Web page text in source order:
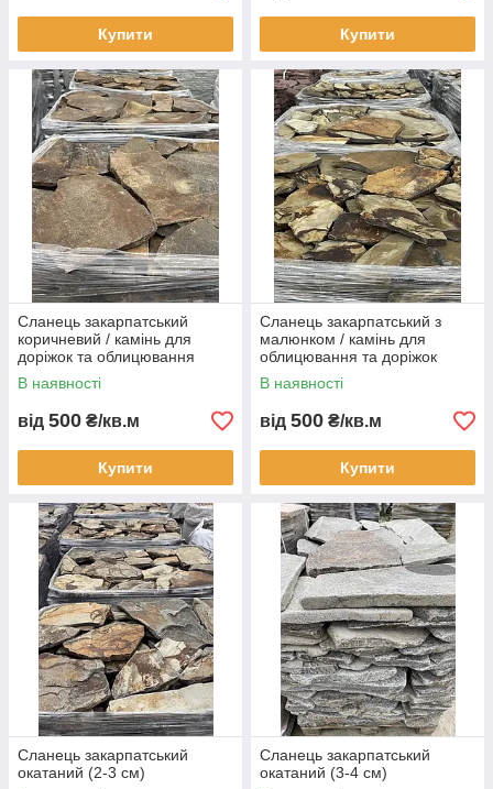
Купити Купити
Сланець закарпатський
коричневий / камінь для
доріжок та облицювання
В наявності
від 500 ₴/кв.м
Купити
Сланець закарпатський з
малюнком / камінь для
облицювання та доріжок
В наявності
від 500 ₴/кв.м
Купити
Сланець закарпатський
окатаний (2-3 см)
Сланець закарпатський
окатаний (3-4 см)